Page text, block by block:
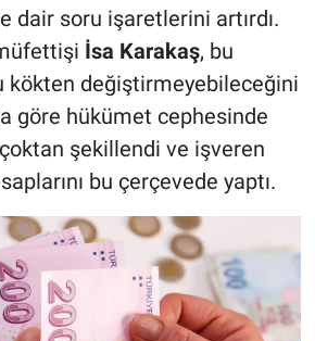
dair soru işaretlerini artırdı.
İsa Karakaş, bu
kökten değiştirmeyebileceğini
göre hükümet cephesinde
şekillendi ve işveren
bu çerçevede yaptı.